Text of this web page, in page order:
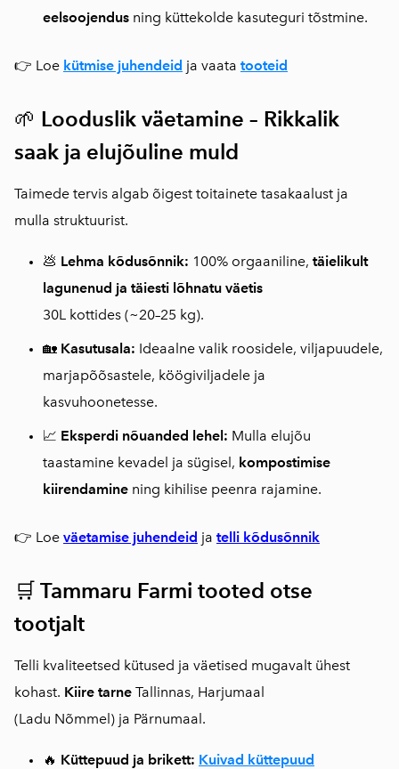
eelsoojendus ning küttekolde kasuteguri tõstmine.
👉 Loe kütmise juhendeid ja vaata tooteid
🌱 Looduslik väetamine – Rikkalik
saak ja elujõuline muld
Taimede tervis algab õigest toitainete tasakaalust ja
mulla struktuurist.
💩 Lehma kõdusõnnik: 100% orgaaniline, täielikult
lagunenud ja täiesti lõhnatu väetis
30L kottides (~20–25 kg).
🏡 Kasutusala: Ideaalne valik roosidele, viljapuudele,
marjapõõsastele, köögiviljadele ja
kasvuhoonetesse.
📈 Eksperdi nõuanded lehel: Mulla elujõu
taastamine kevadel ja sügisel, kompostimise
kiirendamine ning kihilise peenra rajamine.
👉 Loe väetamise juhendeid ja telli kõdusõnnik
🛒 Tammaru Farmi tooted otse
tootjalt
Telli kvaliteetsed kütused ja väetised mugavalt ühest
kohast. Kiire tarne Tallinnas, Harjumaal
(Ladu Nõmmel) ja Pärnumaal.
🔥 Küttepuud ja brikett: Kuivad küttepuud